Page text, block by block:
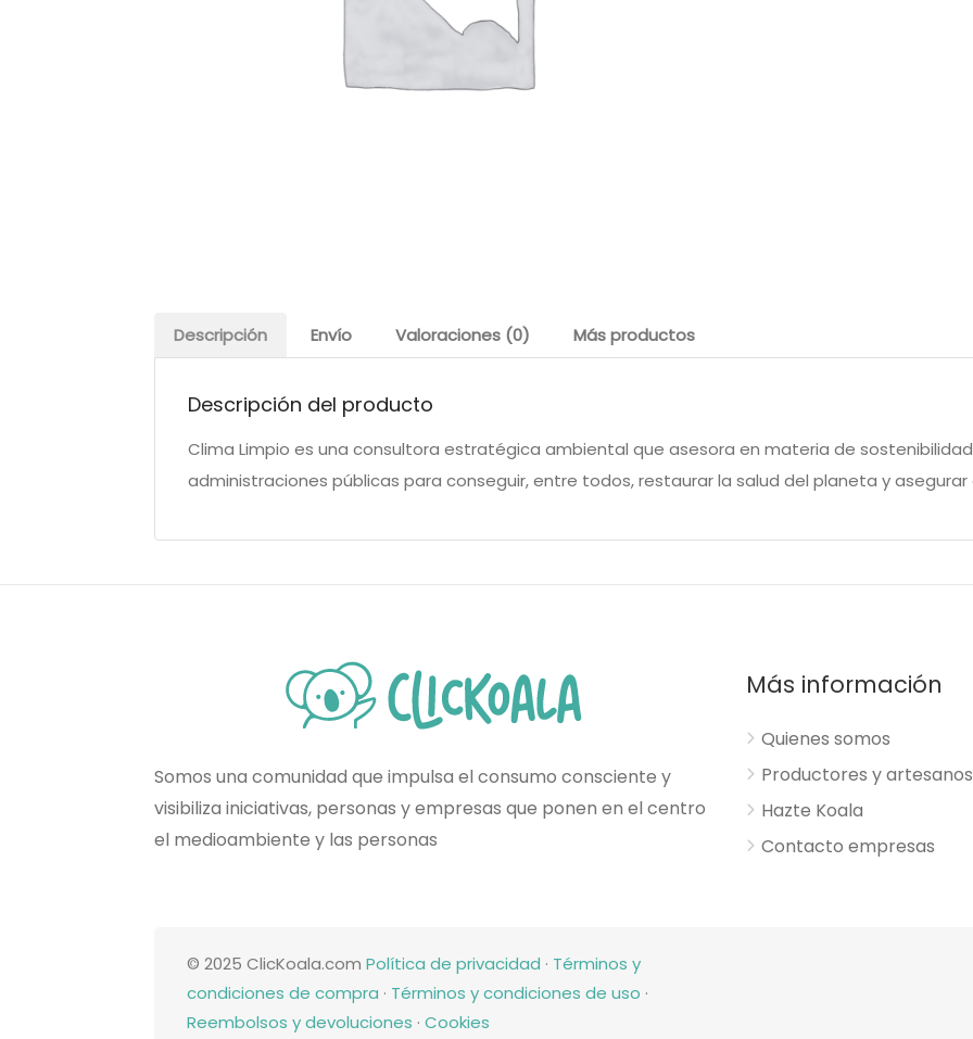
Descripción Envío Valoraciones (0) Más productos
Descripción del producto
Clima Limpio es una consultora estratégica ambiental que asesora en materia de
administraciones públicas para conseguir, entre todos, restaurar la salud del planeta y
Somos una comunidad que impulsa el consumo consciente y
visibiliza iniciativas, personas y empresas que ponen en el centro
el medioambiente y las personas
Más información
Quienes somos
Productores y artesanos
Hazte Koala
Contacto empresas
© 2025 ClicKoala.com Política de privacidad · Términos y
condiciones de compra · Términos y condiciones de uso ·
Reembolsos y devoluciones · Cookies